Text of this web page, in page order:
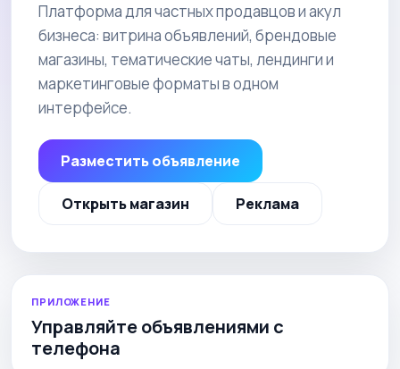
Платформа для частных продавцов и акул
бизнеса: витрина объявлений, брендовые
магазины, тематические чаты, лендинги и
маркетинговые форматы в одном
интерфейсе.
Разместить объявление
Открыть магазин Реклама
ПРИЛОЖЕНИЕ
Управляйте объявлениями с
телефона